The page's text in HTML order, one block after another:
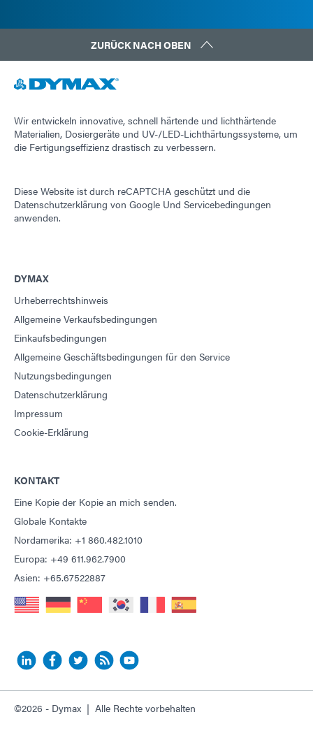
ZURÜCK NACH OBEN
Wir entwickeln innovative, schnell härtende und lichthärtende
Materialien, Dosiergeräte und UV-/LED-Lichthärtungssysteme, um
die Fertigungseffizienz drastisch zu verbessern.
Diese Website ist durch reCAPTCHA geschützt und die
Datenschutzerklärung von Google Und Servicebedingungen
anwenden.
DYMAX
Urheberrechtshinweis
Allgemeine Verkaufsbedingungen
Einkaufsbedingungen
Allgemeine Geschäftsbedingungen für den Service
Nutzungsbedingungen
Datenschutzerklärung
Impressum
Cookie-Erklärung
KONTAKT
Eine Kopie der Kopie an mich senden.
Globale Kontakte
Nordamerika: +1 860.482.1010
Europa: +49 611.962.7900
Asien: +65.67522887
©2026 - Dymax | Alle Rechte vorbehalten